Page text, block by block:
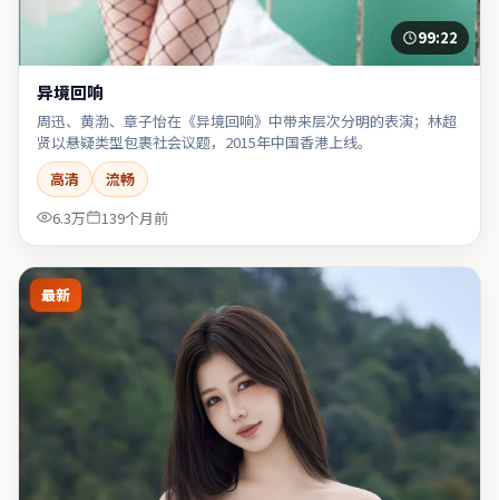
99:22
异境回响
周迅、黄渤、章子怡在《异境回响》中带来层次分明的表演；林超
贤以悬疑类型包裹社会议题，2015年中国香港上线。
高清
流畅
6.3万
139个月前
最新